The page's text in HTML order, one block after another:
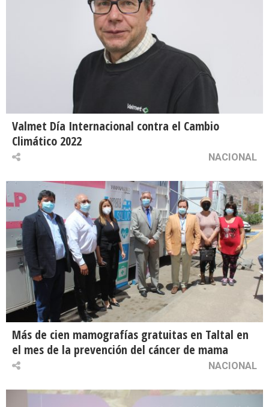
Valmet Día Internacional contra el Cambio
Climático 2022
NACIONAL
Más de cien mamografías gratuitas en Taltal en
el mes de la prevención del cáncer de mama
NACIONAL